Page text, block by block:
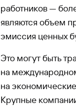
работников —
являются объем
эмиссия ценных
Это могут быть
на
на
Крупные